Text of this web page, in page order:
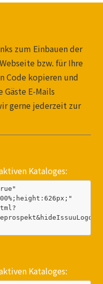
zum Einbauen der
bzw. für Ihre
Code kopieren und
E-Mails
gerne jederzeit zur
Kataloges:
Kataloges: